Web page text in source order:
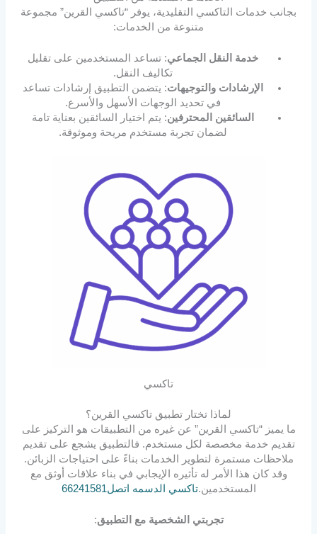
بجانب خدمات التاكسي التقليدية، يوفر “تاكسي القرين” مجموعة
متنوعة من الخدمات:
خدمة النقل الجماعي: تساعد المستخدمين على تقليل
تكاليف النقل.
الإرشادات والتوجيهات: يتضمن التطبيق إرشادات تساعد
في تحديد الوجهات الأسهل والأسرع.
السائقين المحترفين: يتم اختيار السائقين بعناية تامة
لضمان تجربة مستخدم مريحة وموثوقة.
تاكسي
لماذا تختار تطبيق تاكسي القرين؟
ما يميز “تاكسي القرين” عن غيره من التطبيقات هو التركيز على
تقديم خدمة مخصصة لكل مستخدم. فالتطبيق يشجع على تقديم
ملاحظات مستمرة لتطوير الخدمات بناءً على احتياجات الزبائن.
وقد كان هذا الأمر له تأثيره الإيجابي في بناء علاقات أوثق مع
المستخدمين.تاكسي الدسمه اتصل66241581
تجربتي الشخصية مع التطبيق: